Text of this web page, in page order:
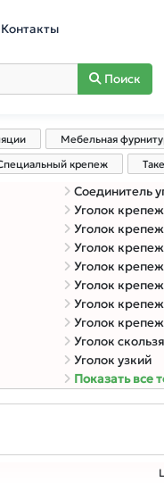
Контакты
Поиск
Мебельная
крепеж
Соединитель
Уголок
Уголок
Уголок
Уголок
Уголок
Уголок
Уголок
Уголок
Уголок узкий
Показать все